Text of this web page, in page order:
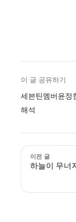
이 글 공유하기
세븐틴멤버윤정
해석
이전 글
하늘이 무너